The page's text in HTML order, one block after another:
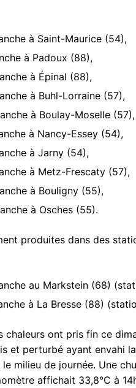
à Saint-Maurice (54),
à Padoux (88),
à Épinal (88),
à Buhl-Lorraine (57),
à Boulay-Moselle (57),
à Nancy-Essey (54),
à Jarny (54),
à Metz-Frescaty (57),
à Bouligny (55),
à Osches (55).
produites dans des
au Markstein (68)
à La Bresse (88)
ont pris fin ce
et perturbé ayant envahi la
milieu de journée. Une
affichait 33,8°C à